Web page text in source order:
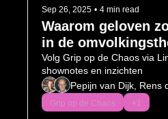
Sep 26, 2025 • 4 min read
Waarom geloven
in de
word je een
Chaos is live!
Volg Grip op de Chaos via
shownotes en inzichten
Pepijn van Dijk, Rens
Grip op de Chaos +1